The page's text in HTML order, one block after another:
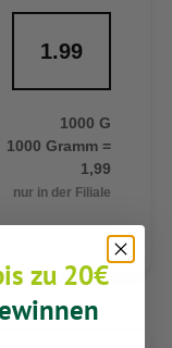
1.99
1000 G
1000 Gramm =
1,99
nur in der Filiale
zu 20€